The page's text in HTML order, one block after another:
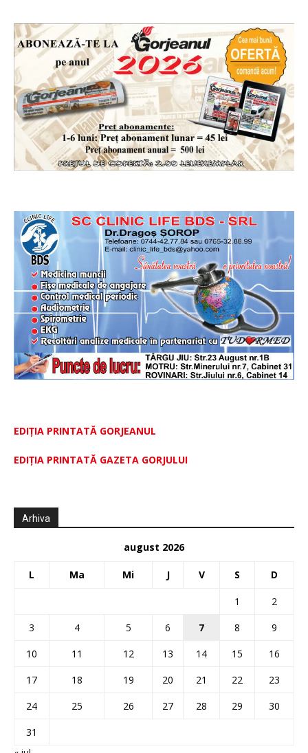
EDIȚIA PRINTATĂ GORJEANUL
EDIŢIA PRINTATĂ GAZETA GORJULUI
Arhiva
august 2026
L Ma Mi J V S D
1
2
3
4 5 6 7 8
9
10
11 12 13 14 15
16
17
18 19 20 21 22
23
24
25 26 27 28 29
30
31